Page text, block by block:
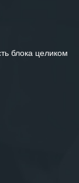
блока целиком